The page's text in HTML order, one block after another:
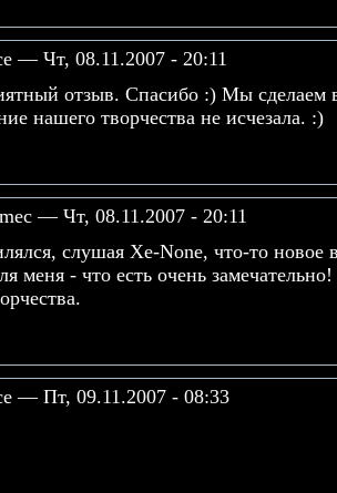
— Чт, 08.11.2007 - 20:11
отзыв. Спасибо :) Мы сделаем
нашего творчества не исчезала. :)
— Чт, 08.11.2007 - 20:11
слушая Xe-None, что-то новое
меня - что есть очень
— Пт, 09.11.2007 - 08:33